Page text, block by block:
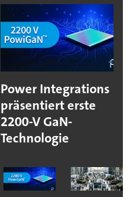
Power Integrations
präsentiert erste
2200-V GaN-
Technologie